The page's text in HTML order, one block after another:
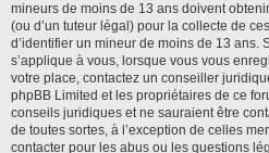
mineurs de moins de 13 ans doivent
(ou d’un tuteur légal) pour la collecte de
d’identifier un mineur de moins de 13 ans.
s’applique à vous, lorsque vous vous
votre place, contactez un conseiller
phpBB Limited et les propriétaires de ce
conseils juridiques et ne sauraient être
de toutes sortes, à l’exception de celles
contacter pour les abus ou les questions